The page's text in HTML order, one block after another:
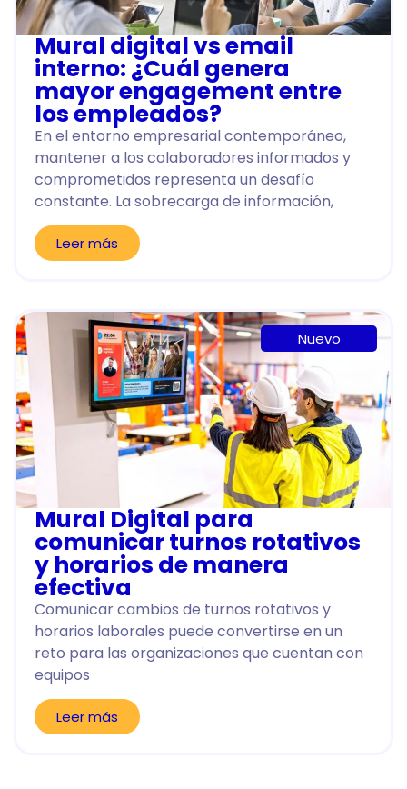
Mural digital vs email
interno: ¿Cuál genera
mayor engagement entre
los empleados?
En el entorno empresarial contemporáneo,
mantener a los colaboradores informados y
comprometidos representa un desafío
constante. La sobrecarga de información,
Leer más
Nuevo
Mural Digital para
comunicar turnos rotativos
y horarios de manera
efectiva
Comunicar cambios de turnos rotativos y
horarios laborales puede convertirse en un
reto para las organizaciones que cuentan con
equipos
Leer más